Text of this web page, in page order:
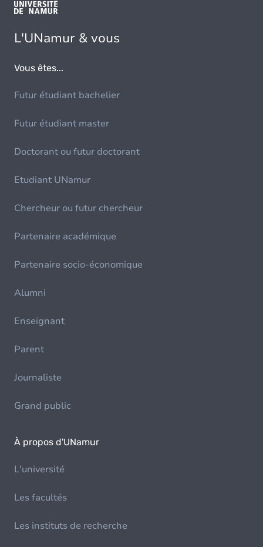
L'UNamur & vous
Vous êtes...
Futur étudiant bachelier
Futur étudiant master
Doctorant ou futur doctorant
Etudiant UNamur
Chercheur ou futur chercheur
Partenaire académique
Partenaire socio-économique
Alumni
Enseignant
Parent
Journaliste
Grand public
À propos d'UNamur
L'université
Les facultés
Les instituts de recherche